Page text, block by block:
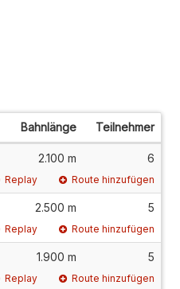
Bahnlänge Teilnehmer
2.100 m 6
Replay Route hinzufügen
2.500 m 5
Replay Route hinzufügen
1.900 m 5
Replay Route hinzufügen